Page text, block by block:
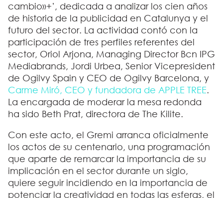
cambio»+’, dedicada a analizar los cien años
de historia de la publicidad en Catalunya y el
futuro del sector. La actividad contó con la
participación de tres perfiles referentes del
sector, Oriol Arjona, Managing Director Bcn IPG
Mediabrands, Jordi Urbea, Senior Vicepresident
de Ogilvy Spain y CEO de Ogilvy Barcelona, y
Carme Miró, CEO y fundadora de APPLE TREE.
La encargada de moderar la mesa redonda
ha sido Beth Prat, directora de The Kilite.
Con este acto, el Gremi arranca oficialmente
los actos de su centenario, una programación
que aparte de remarcar la importancia de su
implicación en el sector durante un siglo,
quiere seguir incidiendo en la importancia de
potenciar la creatividad en todas las esferas, el